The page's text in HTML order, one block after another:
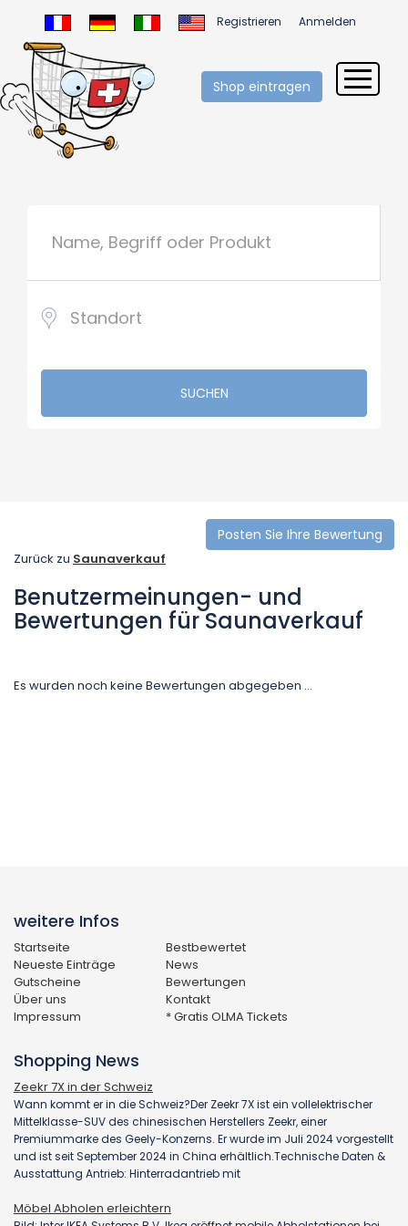
Registrieren Anmelden
Shop eintragen
SUCHEN
Posten Sie Ihre Bewertung
Zurück zu Saunaverkauf
Benutzermeinungen- und
Bewertungen für Saunaverkauf
Es wurden noch keine Bewertungen abgegeben ...
weitere Infos
Startseite
Bestbewertet
Neueste Einträge
News
Gutscheine
Bewertungen
Über uns
Kontakt
Impressum
* Gratis OLMA Tickets
Shopping News
Zeekr 7X in der Schweiz
Wann kommt er in die Schweiz?Der Zeekr 7X ist ein vollelektrischer
Mittelklasse-SUV des chinesischen Herstellers Zeekr, einer
Premiummarke des Geely-Konzerns. Er wurde im Juli 2024 vorgestellt
und ist seit September 2024 in China erhältlich.Technische Daten &
Ausstattung Antrieb: Hinterradantrieb mit
Möbel Abholen erleichtern